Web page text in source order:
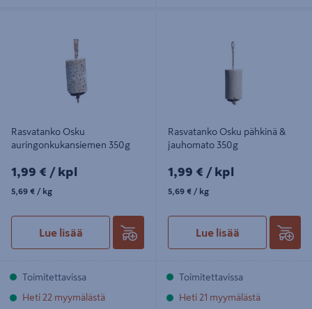
Rasvatanko Osku
auringonkukansiemen 350g
1,99€/kpl
1,99 € / kpl
5,69€/kg
5,69 € / kg
Lue lisää
Toimitettavissa
Heti 22 myymälästä
Rasvatanko Osku pähkinä &
jauhomato 350g
1,99€/kpl
1,99 € / kpl
5,69€/kg
5,69 € / kg
Lue lisää
Toimitettavissa
Heti 21 myymälästä